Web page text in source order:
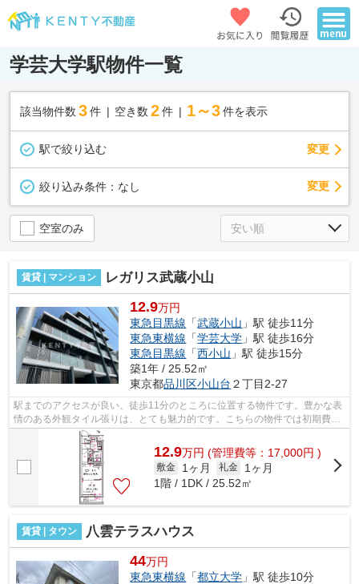
学芸大学駅物件一覧
該当物件数 3件 空き数 2 件 1～3 件を表示
駅で絞り込む 変更
絞り込み条件： なし 変更
空室のみ
賃貸 | マンション レガリス武蔵小山
12.9万円
東急目黒線 「武蔵小山 」駅 徒歩11分
東急東横線 「学芸大学 」駅 徒歩16分
東急目黒線 「西小山 」駅 徒歩15分
築1年 / 25.52㎡
東京都品川区小山台 ２丁目2-27
駅までのアクセスが良い、徒歩11分のところに位置する物件です。豊かな表
情のある外観タイル張りは、とても魅力的です。こちらの物件では初期費用
をカードでお支払いいただけます。こ...
12.9万円 (管理費等：17,000円 )
敷金 1ヶ月 礼金
1ヶ月
1階 / 1DK / 25.52㎡
賃貸 | タウン 八雲テラスハウス
44万円
東急東横線 「都立大学 」駅 徒歩10分